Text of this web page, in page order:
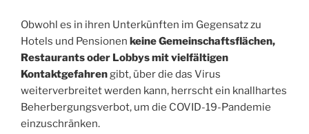
Obwohl es in ihren Unterkünften im Gegensatz zu
Hotels und Pensionen keine Gemeinschaftsflächen,
Restaurants oder Lobbys mit vielfältigen
Kontaktgefahrengibt, über die das Virus
weiterverbreitet werden kann, herrscht ein knallhartes
Beherbergungsverbot, um die COVID-19-Pandemie
einzuschränken.